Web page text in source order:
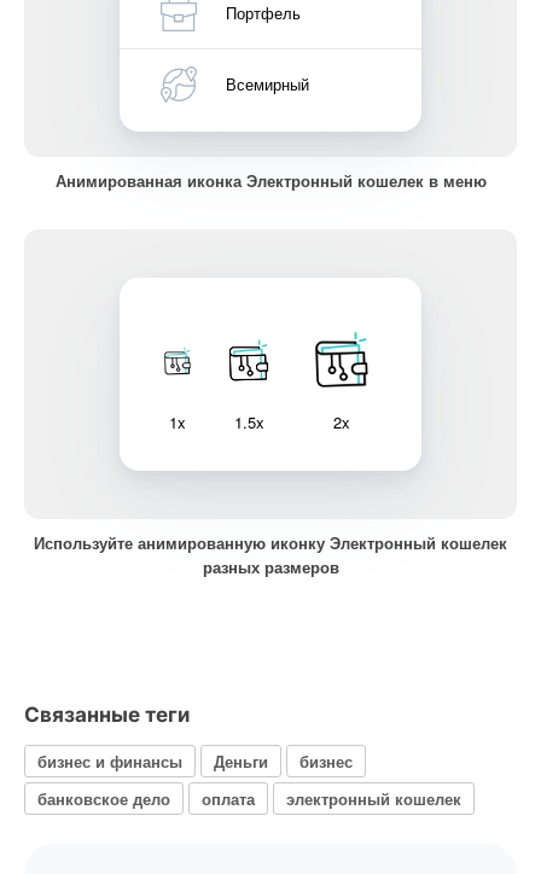
Портфель
Всемирный
Анимированная иконка Электронный кошелек в меню
1x 1.5x 2x
Используйте анимированную иконку Электронный кошелек
разных размеров
Связанные теги
бизнес и финансы Деньги
бизнес
банковское дело
оплата электронный кошелек